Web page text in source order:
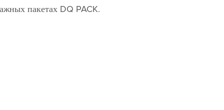
пакетах DQ PACK.